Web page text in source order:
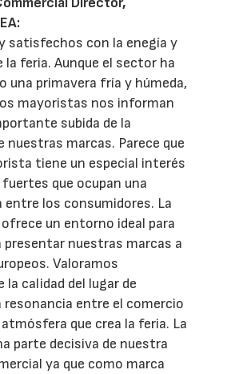
satisfechos con la enegía y
feria. Aunque el sector ha
una primavera fría y húmeda,
mayoristas nos informan
subida de la
nuestras marcas. Parece que
tiene un especial interés
que ocupan una
entre los consumidores. La
un entorno ideal para
nuestras marcas a
Valoramos
la calidad del lugar de
resonancia entre el comercio
que crea la feria. La
parte decisiva de nuestra
ya que como marca